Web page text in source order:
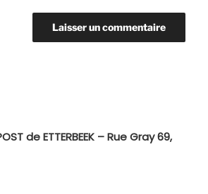
de ETTERBEEK – Rue Gray 69,